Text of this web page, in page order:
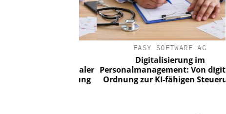
Von digitaler
EASY SOFTWARE AG
Digitalisierung im
Personalmanagement: Von digitaler
Ordnung zur KI-fähigen Steuerung